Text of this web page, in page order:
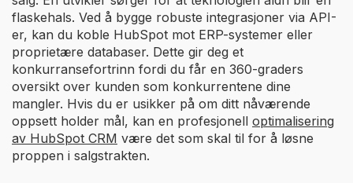
flaskehals. Ved å bygge robuste integrasjoner via API-
er, kan du koble HubSpot mot ERP-systemer eller
proprietære databaser. Dette gir deg et
konkurransefortrinn fordi du får en 360-graders
oversikt over kunden som konkurrentene dine
mangler. Hvis du er usikker på om ditt nåværende
oppsett holder mål, kan en profesjonell optimalisering
av HubSpot CRM være det som skal til for å løsne
proppen i salgstrakten.